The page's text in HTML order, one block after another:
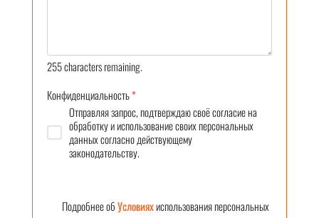
255characters remaining.
Конфиденциальность*
Отправляя запрос, подтверждаю своё согласие на
обработку и использование своих персональных
данных согласно действующему
законодательству.
Подробнее обУсловияхиспользования персональных